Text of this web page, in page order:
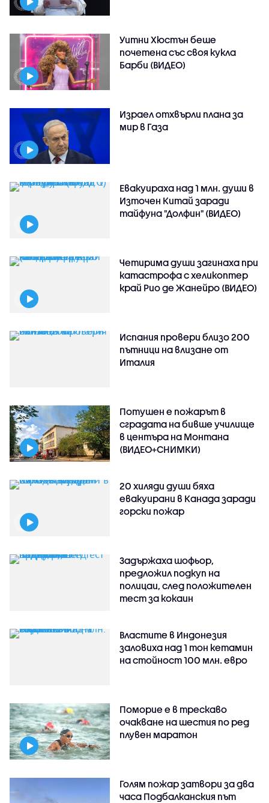
Уитни Хюстън беше
почетена със своя кукла
Барби (ВИДЕО)
Израел отхвърли плана за
мир в Газа
Евакуираха над 1 млн. души в
Източен Китай заради
тайфуна "Долфин" (ВИДЕО)
Четирима души загинаха при
катастрофа с хеликоптер
край Рио де Жанейро (ВИДЕО)
Испания провери близо 200
пътници на влизане от
Италия
Потушен е пожарът в
сградата на бивше училище
в центъра на Монтана
(ВИДЕО+СНИМКИ)
20 хиляди души бяха
евакуирани в Канада заради
горски пожар
Задържаха шофьор,
предложил подкуп на
полицаи, след положителен
тест за кокаин
Властите в Индонезия
заловиха над 1 тон кетамин
на стойност 100 млн. евро
Поморие е в трескаво
очакване на шестия по ред
плувен маратон
Голям пожар затвори за два
часа Подбалканския път